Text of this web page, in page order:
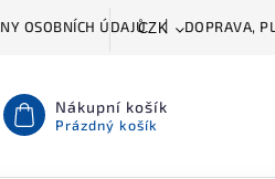
OSOBNÍCH ÚDAJŮ DOPRAVA,
CZK
Nákupní košík
Prázdný košík